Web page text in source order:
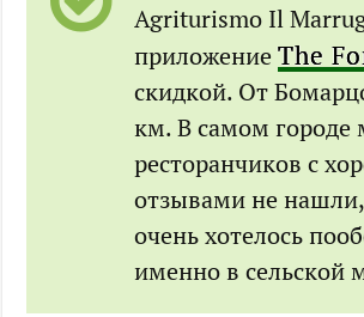
Agriturismo Il
приложениеThe
скидкой. От
км. В самом городе
ресторанчиков с
отзывами не
очень хотелось
именно в сельской